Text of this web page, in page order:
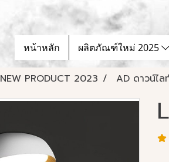
หน้าหลัก ผลิตภัณฑ์ใหม่ 2025
NEW PRODUCT 2023 AD ดาวน์ไ